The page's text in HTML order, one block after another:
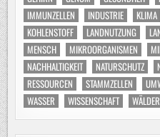
IMMUNZELLEN
INDUSTRIE KLIMA
KOHLENSTOFF
LANDNUTZUNG
MENSCH
MIKROORGANISMEN
NACHHALTIGKEIT
NATURSCHUTZ
RESSOURCEN
STAMMZELLEN
WASSER
WISSENSCHAFT WÄLDER